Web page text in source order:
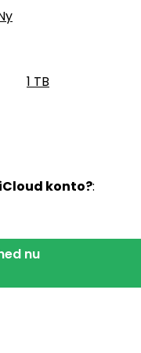
1 TB
konto?:
nu